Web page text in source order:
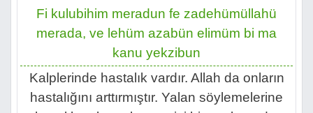
Fi kulubihim meradun fe zadehümüllahü
merada, ve lehüm azabün elimüm bi ma
kanu yekzibun
Kalplerinde hastalık vardır. Allah da onların
hastalığını arttırmıştır. Yalan söylemelerine